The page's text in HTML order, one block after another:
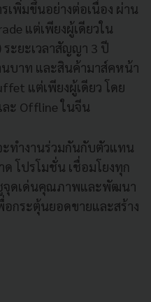
เพิ่มขึ้นอย่างต่อเนื่อง ผ่าน
แต่เพียงผู้เดียวใน
ระยะเวลาสัญญา 3 ปี
บาท และสินค้ามาส์คหน้า
แต่เพียงผู้เดียว โดย
ะ Offline ในจีน
ทำงานร่วมกันกับตัวแทน
โปรโมชั่น เชื่อมโยงทุก
จุดเด่นคุณภาพและพัฒนา
กระตุ้นยอดขายและสร้าง